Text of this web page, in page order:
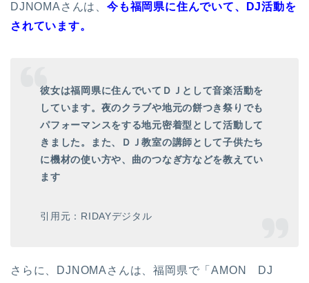
DJNOMAさんは、 今も福岡県に住んでいて、DJ活動を
されています。
彼女は福岡県に住んでいてＤＪとして音楽活動を
しています。夜のクラブや地元の餅つき祭りでも
パフォーマンスをする地元密着型として活動して
きました。また、
ＤＪ教室の講師として子供たち
に機材の使い方や、曲のつなぎ方などを教えてい
ます
引用元：RIDAYデジタル
さらに、DJNOMAさんは、福岡県で「AMON DJ